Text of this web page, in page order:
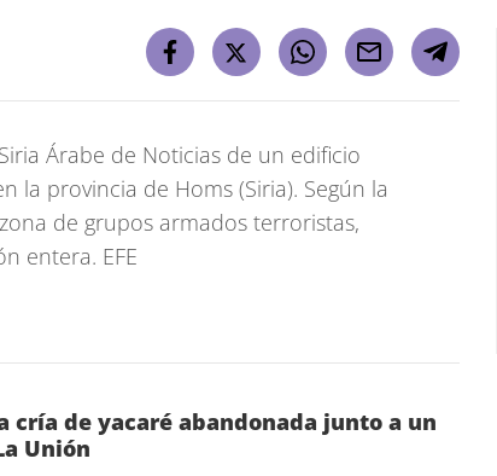
Árabe de Noticias de un edificio
la provincia de Homs (Siria). Según la
de grupos armados terroristas,
entera. EFE
cría de yacaré abandonada junto a un
Unión